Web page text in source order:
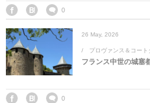
0
26 May, 2026
プロヴァンス＆コー
フランス中世の城塞
0
アフリカのホテル
オセアニアのホテル
北ヨーロッパ
韓国
日本
ラオス
マレーシア
アラブ首長国連邦
エチオピア航空
ユーロスター・タリス
ルフトハンザ航空・ブリュッセル航空
カタール航空